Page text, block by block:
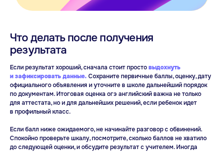
Что делать после получения
результата
Если результат хороший, сначала стоит простовыдохнуть
и зафиксировать данные. Сохраните первичные баллы, оценку, дату
официального объявления и уточните в школе дальнейший порядок
подокументам. Итоговая оценка огэ английский важна нетолько
для аттестата, ноидля дальнейших решений, если ребенок идет
впрофильный класс.
Если балл ниже ожидаемого, неначинайте разговор с обвинений.
Спокойно проверьте шкалу, посмотрите, сколько баллов нехватило
доследующей оценки, иобсудите результат с учителем. Иногда
На консультации подберём курс
под ваш график
Записаться на консультацию
Не хватает времени
на учёбу?